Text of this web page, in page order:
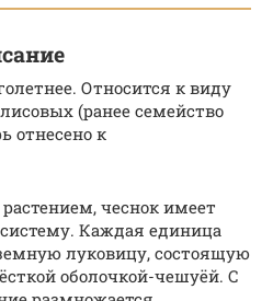
Относится к виду
(ранее семейство
отнесено к
чеснок имеет
Каждая единица
луковицу, состоящую
оболочкой-чешуёй. С